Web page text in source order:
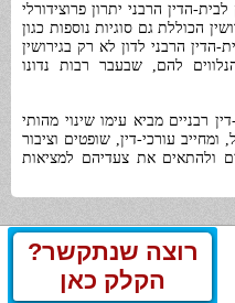
הדין הרבני יתרון פרוצידורלי
הכוללת גם סוגיות נוספות כגון
הדין הרבני לדון לא רק בגירושין
להם, שבעבר רבות נדונו
בתי-דין רבניים מביא עימו שינוי מהותי
עורכי-דין, שופטים וציבור
ולהתאים את צעדיהם למציאות
רוצה שנתקשר?
הקלק כאן